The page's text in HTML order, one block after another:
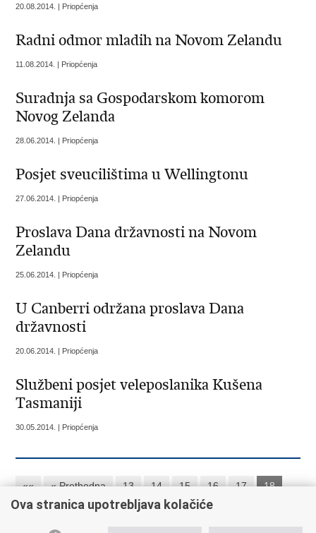
20.08.2014. | Priopćenja
Radni odmor mladih na Novom Zelandu
11.08.2014. | Priopćenja
Suradnja sa Gospodarskom komorom
Novog Zelanda
28.06.2014. | Priopćenja
Posjet sveucilištima u Wellingtonu
27.06.2014. | Priopćenja
Proslava Dana državnosti na Novom
Zelandu
25.06.2014. | Priopćenja
U Canberri održana proslava Dana
državnosti
20.06.2014. | Priopćenja
Službeni posjet veleposlanika Kušena
Tasmaniji
30.05.2014. | Priopćenja
«« « Prethodna 13 14 15 16 17
18
19
Sljedeća »
Ova stranica upotrebljava kolačiće